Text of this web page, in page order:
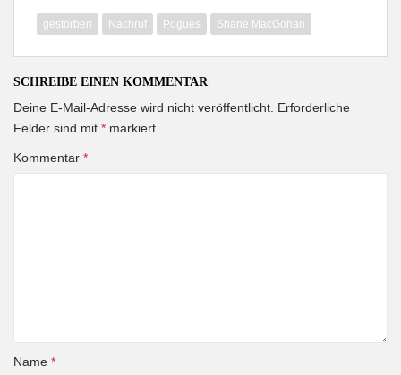
gestorben Nachruf Pogues Shane MacGohan
SCHREIBE EINEN KOMMENTAR
Deine E-Mail-Adresse wird nicht veröffentlicht. Erforderliche
Felder sind mit * markiert
Kommentar *
Name *